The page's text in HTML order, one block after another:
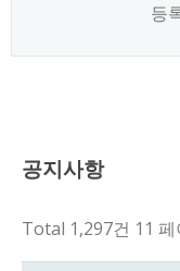
등
공지사항
Total 1,297건 11